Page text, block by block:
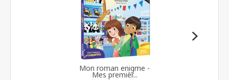
Mon roman enigme -
Mes premièr...